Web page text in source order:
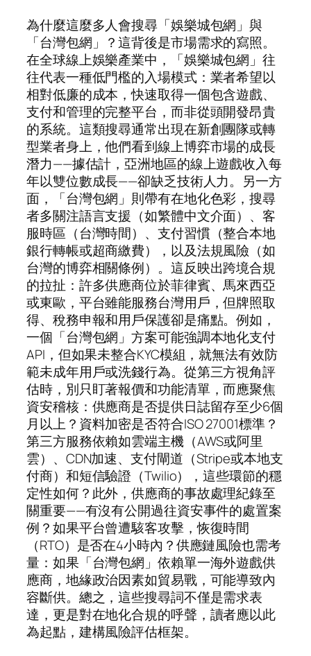
為什麼這麼多人會搜尋「娛樂城包網」與
「台灣包網」？這背後是市場需求的寫照。
在全球線上娛樂產業中，「娛樂城包網」往
往代表一種低門檻的入場模式：業者希望以
相對低廉的成本，快速取得一個包含遊戲、
支付和管理的完整平台，而非從頭開發昂貴
的系統。這類搜尋通常出現在新創團隊或轉
型業者身上，他們看到線上博弈市場的成長
潛力——據估計，亞洲地區的線上遊戲收入每
年以雙位數成長——卻缺乏技術人力。另一方
面，「台灣包網」則帶有在地化色彩，搜尋
者多關注語言支援（如繁體中文介面）、客
服時區（台灣時間）、支付習慣（整合本地
銀行轉帳或超商繳費），以及法規風險（如
台灣的博弈相關條例）。這反映出跨境合規
的拉扯：許多供應商位於菲律賓、馬來西亞
或東歐，平台雖能服務台灣用戶，但牌照取
得、稅務申報和用戶保護卻是痛點。例如，
一個「台灣包網」方案可能強調本地化支付
API，但如果未整合KYC模組，就無法有效防
範未成年用戶或洗錢行為。從第三方視角評
估時，別只盯著報價和功能清單，而應聚焦
資安稽核：供應商是否提供日誌留存至少6個
月以上？資料加密是否符合ISO 27001標準？
第三方服務依賴如雲端主機（AWS或阿里
雲）、CDN加速、支付閘道（Stripe或本地支
付商）和短信驗證（Twilio），這些環節的穩
定性如何？此外，供應商的事故處理紀錄至
關重要——有沒有公開過往資安事件的處置案
例？如果平台曾遭駭客攻擊，恢復時間
（RTO）是否在4小時內？供應鏈風險也需考
量：如果「台灣包網」依賴單一海外遊戲供
應商，地緣政治因素如貿易戰，可能導致內
容斷供。總之，這些搜尋詞不僅是需求表
達，更是對在地化合規的呼聲，讀者應以此
為起點，建構風險評估框架。